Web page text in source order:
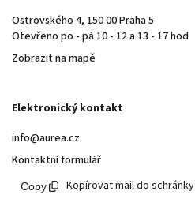
Ostrovského 4, 150 00 Praha 5
Otevřeno po - pá 10 - 12 a 13 - 17 hod
Zobrazit na mapě
Elektronický kontakt
info@aurea.cz
Kontaktní formulář
Kopírovat mail do schránky